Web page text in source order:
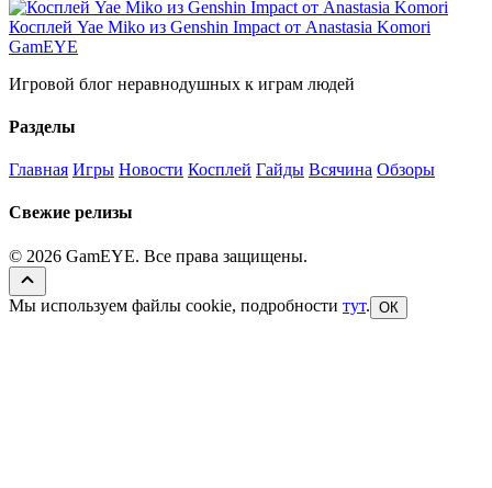
Косплей Yae Miko из Genshin Impact от Anastasia Komori
GamEYE
Игровой блог неравнодушных к играм людей
Разделы
Главная Игры Новости Косплей Гайды Всячина Обзоры
Свежие релизы
© 2026 GamEYE. Все права защищены.
Мы используем файлы cookie, подробности тут. ОК